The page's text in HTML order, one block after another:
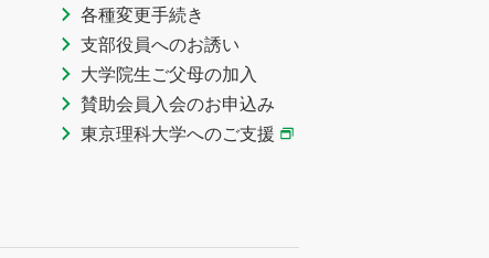
各種変更手続き
支部役員へのお誘い
大学院生ご父母の加入
賛助会員入会のお申込み
東京理科大学へのご支援